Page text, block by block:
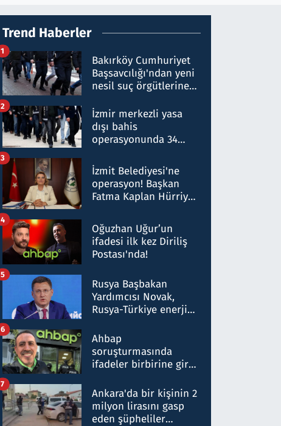
Trend Haberler
Bakırköy Cumhuriyet
Başsavcılığı'ndan yeni
nesil suç örgütlerine
hakkında gözaltı kararı
1
İzmir merkezli yasa
dışı bahis
operasyonunda 34
Milyar liralık para
trafiği tespit edildi
2
İzmit Belediyesi'ne
operasyon! Başkan
Fatma Kaplan Hürriyet
3
Oğuzhan Uğur’un
ifadesi ilk kez Diriliş
Postası'nda!
4
Rusya Başbakan
Yardımcısı Novak,
Rusya-Türkiye enerji
nitelikte olduğunu
belirtti
5
Ahbap
soruşturmasında
ifadeler birbirine girdi:
ifadelerinden ortaya
çıkan tablo şok etti
6
Ankara'da bir kişinin 2
milyon lirasını gasp
eden şüpheliler
7